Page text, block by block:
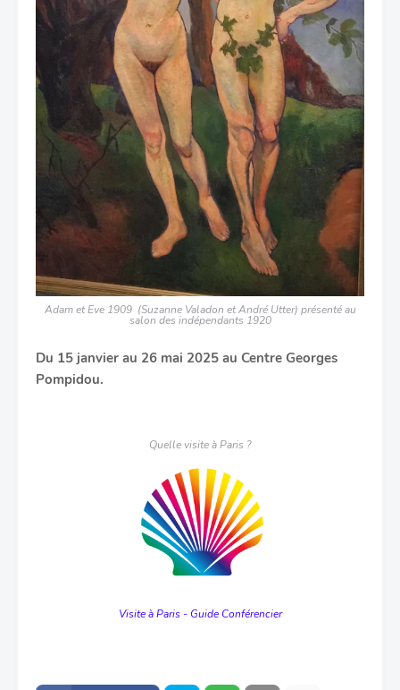
Adam et Eve 1909 (Suzanne Valadon et André Utter) présenté au
salon des indépendants 1920
Du 15 janvier au 26 mai 2025 au Centre Georges
Pompidou.
Quelle visite à Paris ?
Visite à Paris - Guide Conférencier